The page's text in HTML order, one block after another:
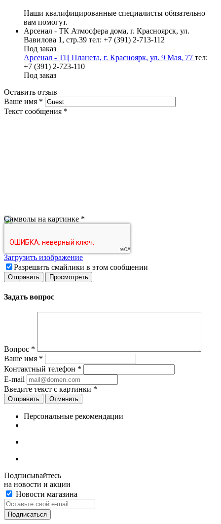
Наши квалифицированные специалисты обязательно
вам помогут.
Арсенал - ТК Атмосфера дома, г. Красноярск, ул.
Вавилова 1, стр.39 тел: +7 (391) 2-713-112
Под заказ
Арсенал - ТЦ Планета, г. Красноярк, ул. 9 Мая, 77 тел:
+7 (391) 2-723-110
Под заказ
Оставить отзыв
Ваше имя *
Текст сообщения *
Символы на картинке *
Загрузить изображение
Разрешить смайлики в этом сообщении
Задать вопрос
Вопрос *
Ваше имя *
Контактный телефон *
E-mail
Введите текст с картинки *
Отменить
Персональные рекомендации
Подписывайтесь
на новости и акции
Новости магазина